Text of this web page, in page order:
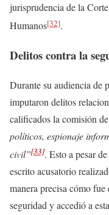
jurisprudencia de la
Humanos[32].
Delitos contra la
Durante su audiencia de
imputaron delitos
calificados la comisión
políticos, espionaje
civil”[33]. Esto a pesar
escrito acusatorio
manera precisa cómo fue
seguridad y accedió a